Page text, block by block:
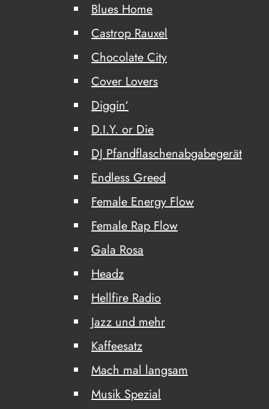
Blues Home
Castrop Rauxel
Chocolate City
Cover Lovers
Diggin‘
D.I.Y. or Die
DJ Pfandflaschenabgabegerät
Endless Greed
Female Energy Flow
Female Rap Flow
Gala Rosa
Headz
Hellfire Radio
Jazz und mehr
Kaffeesatz
Mach mal langsam
Musik Spezial